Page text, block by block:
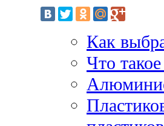
Как
Что